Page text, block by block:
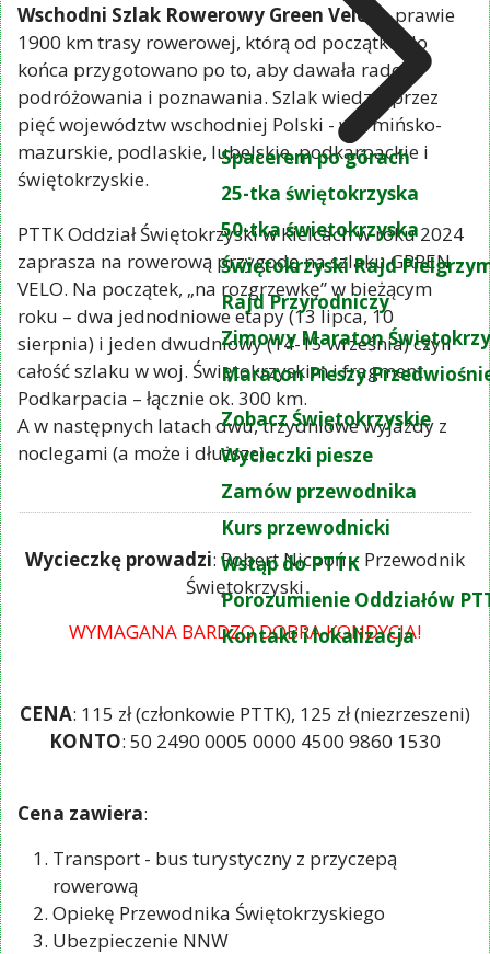
Spacerem po górach
25-tka świętokrzyska
50-tka świetokrzyska
Świętokrzyski Rajd
Rajd Przyrodniczy
Zimowy Maraton
Maraton Pieszy
Zobacz Świętokrzyskie
Wycieczki piesze
Zamów przewodnika
Kurs przewodnicki
Wstąp do PTTK
Porozumienie Oddziałów
Kontakt i lokalizacja
Wschodni Szlak Rowerowy Green Velo
to prawie
1900 km trasy rowerowej, którą od początku do
końca przygotowano po to, aby dawała radość
podróżowania i poznawania. Szlak wiedzie przez
pięć województw wschodniej Polski - warmińsko-
mazurskie, podlaskie, lubelskie, podkarpackie i
świętokrzyskie.
PTTK Oddział Świętokrzyski w Kielcach w roku 2024
zaprasza na rowerową przygodę na szlaku GRREN
VELO. Na początek, „na rozgrzewkę” w bieżącym
roku – dwa jednodniowe etapy (13 lipca, 10
sierpnia) i jeden dwudniowy (14-15 września) czyli
całość szlaku w woj. Świętokrzyskim i fragment
Podkarpacia – łącznie ok. 300 km.
A w następnych latach dwu, trzydniowe wyjazdy z
noclegami (a może i dłuższe)…
Wycieczkę prowadzi: Robert Nicpoń – Przewodnik
Świętokrzyski
WYMAGANA BARDZO DOBRA KONDYCJA!
CENA: 115 zł (członkowie PTTK), 125 zł (niezrzeszeni)
KONTO: 50 2490 0005 0000 4500 9860 1530
Cena zawiera:
Transport - bus turystyczny z przyczepą
rowerową
Opiekę Przewodnika Świętokrzyskiego
Ubezpieczenie NNW